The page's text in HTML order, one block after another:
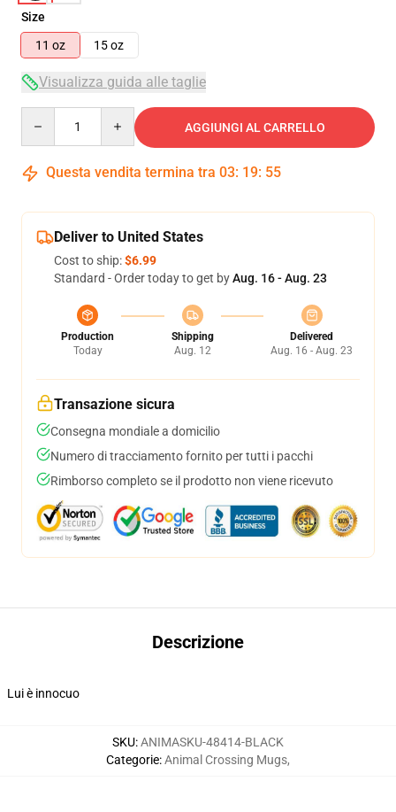
Size
11 oz
15 oz
Visualizza guida alle taglie
AGGIUNGI AL CARRELLO
Questa vendita termina tra 03: 19: 54
Deliver to United States
Cost to ship:$6.99
Standard - Order today to get byAug. 16 - Aug. 23
Production
Today
Shipping
Aug. 12
Delivered
Aug. 16 - Aug. 23
Transazione sicura
Consegna mondiale a domicilio
Numero di tracciamento fornito per tutti i pacchi
Rimborso completo se il prodotto non viene ricevuto
Descrizione
Lui è innocuo
SKU:ANIMASKU-48414-BLACK
Categorie:Animal Crossing Mugs,